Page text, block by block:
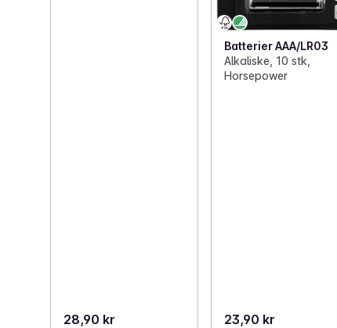
28,90 kr
Batterier AAA/LR03
Alkaliske, 10 stk,
Horsepower
23,90 kr